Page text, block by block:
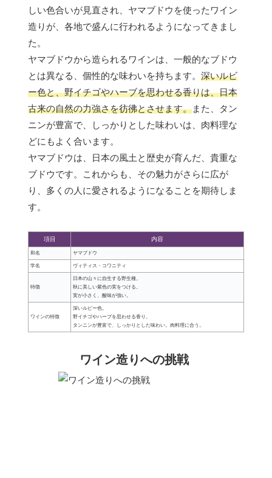
しい色合いが見直され、ヤマブドウを使ったワイン
造りが、各地で盛んに行われるようになってきまし
た。
ヤマブドウから造られるワインは、一般的なブドウ
とは異なる、個性的な味わいを持ちます。 深いルビ
ー色と、野イチゴやハーブを思わせる香りは、日本
古来の自然の力強さを彷彿とさせます。また、タン
ニンが豊富で、しっかりとした味わいは、肉料理な
どにもよく合います。
ヤマブドウは、日本の風土と歴史が育んだ、貴重な
ブドウです。これからも、その魅力がさらに広が
り、多くの人に愛されるようになることを期待しま
す。
項目 内容
和名 ヤマブドウ
学名 ヴィティス・コワニティ
特徴
日本の山々に自生する野生種。
秋に美しい紫色の実をつける。
実が小さく、酸味が強い。
ワインの特徴
深いルビー色。
野イチゴやハーブを思わせる香り。
タンニンが豊富で、しっかりとした味わい。肉料理に合う。
ワイン造りへの挑戦